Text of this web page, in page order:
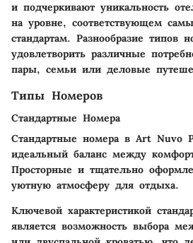
и подчеркивают уникальность
на уровне, соответствующем
стандартам. Разнообразие типов
удовлетворить различные
пары, семьи или деловые
Типы Номеров
Стандартные Номера
Стандартные номера в Art Nuvo
идеальный баланс между
Просторные и тщательно
уютную атмосферу для отдыха.
Ключевой характеристикой
является возможность выбора